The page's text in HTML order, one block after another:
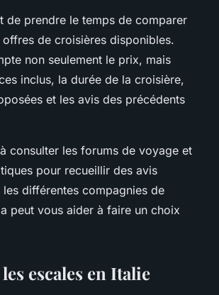
de prendre le temps de comparer
de croisières disponibles.
non seulement le prix, mais
inclus, la durée de la croisière,
et les avis des précédents
consulter les forums de voyage et
pour recueillir des avis
différentes compagnies de
peut vous aider à faire un choix
escales en Italie